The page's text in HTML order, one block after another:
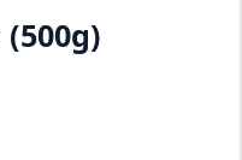
(500g)